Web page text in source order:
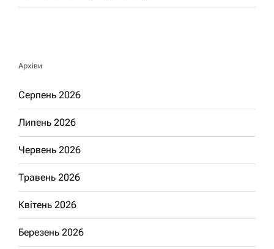
Архіви
Серпень 2026
Липень 2026
Червень 2026
Травень 2026
Квітень 2026
Березень 2026